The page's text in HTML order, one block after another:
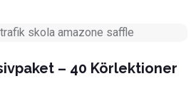
– 40 Körlektioner